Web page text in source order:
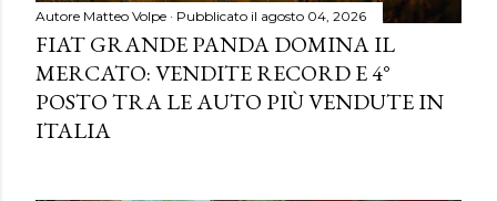
Autore Matteo Volpe Pubblicato il agosto 04, 2026
FIAT GRANDE PANDA DOMINA IL
MERCATO: VENDITE RECORD E 4°
POSTO TRA LE AUTO PIÙ VENDUTE IN
ITALIA